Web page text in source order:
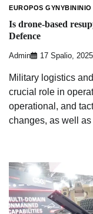
EUROPOS
Is drone-based
Defence
Admin 17 Spalio, 2025
Military logistics
crucial role in
operational, and
changes, as well